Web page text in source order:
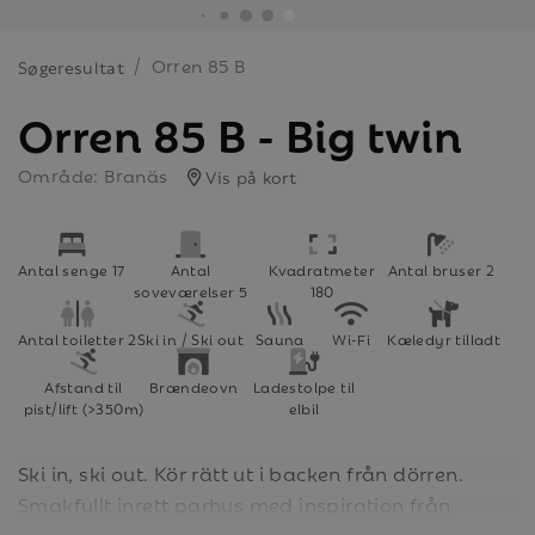
Søgeresultat Orren 85 B
Orren 85 B - Big twin
Område: Branäs Vis på kort
Antal senge 17
Antal
soveværelser 5
Kvadratmeter
180
Antal bruser 2
Antal toiletter 2Ski in / Ski out Sauna Wi-Fi
Kæledyr tilladt
Afstand til
pist/lift (>350m)
Brændeovn
Ladestolpe til
elbil
Ski in, ski out. Kör rätt ut i backen från dörren.
Smakfullt inrett parhus med inspiration från